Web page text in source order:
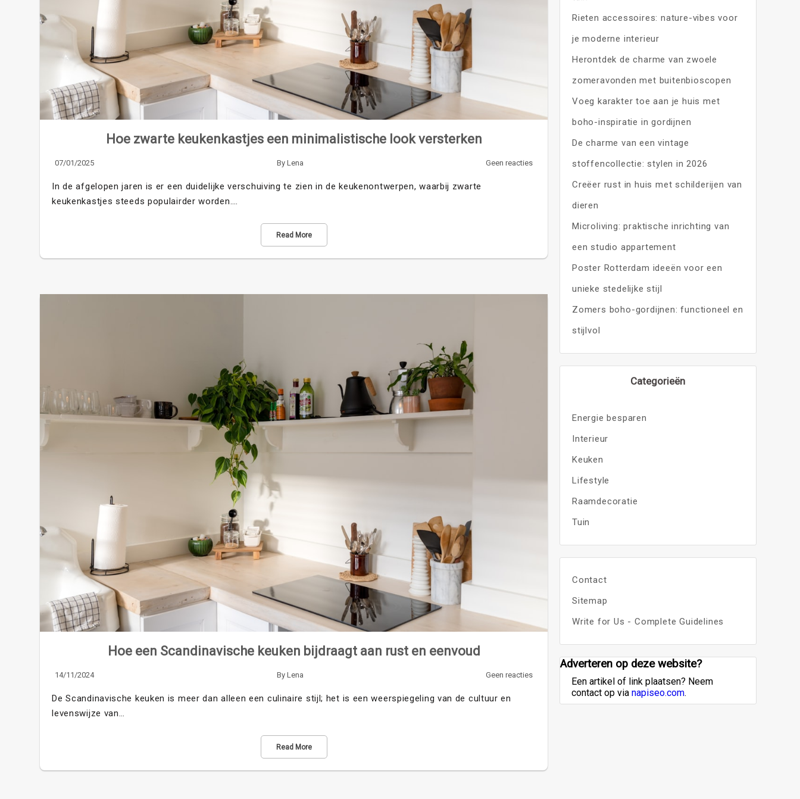
Hoe zwarte keukenkastjes een minimalistische look versterken
07/01/2025 By Lena Geen reacties
In de afgelopen jaren is er een duidelijke verschuiving te zien in de keukenontwerpen, waarbij zwarte
keukenkastjes steeds populairder worden.…
Read More
Hoe een Scandinavische keuken bijdraagt aan rust en eenvoud
14/11/2024 By Lena Geen reacties
De Scandinavische keuken is meer dan alleen een culinaire stijl; het is een weerspiegeling van de cultuur en
levenswijze van…
Read More
Rieten accessoires: nature-vibes voor
je moderne interieur
Herontdek de charme van zwoele
zomeravonden met buitenbioscopen
Voeg karakter toe aan je huis met
boho-inspiratie in gordijnen
De charme van een vintage
stoffencollectie: stylen in 2026
Creëer rust in huis met schilderijen van
dieren
Microliving: praktische inrichting van
een studio appartement
Poster Rotterdam ideeën voor een
unieke stedelijke stijl
Zomers boho-gordijnen: functioneel en
stijlvol
Categorieën
Energie besparen
Interieur
Keuken
Lifestyle
Raamdecoratie
Tuin
Contact
Sitemap
Write for Us - Complete Guidelines
Adverteren op deze website?
Een artikel of link plaatsen? Neem
contact op via napiseo.com.